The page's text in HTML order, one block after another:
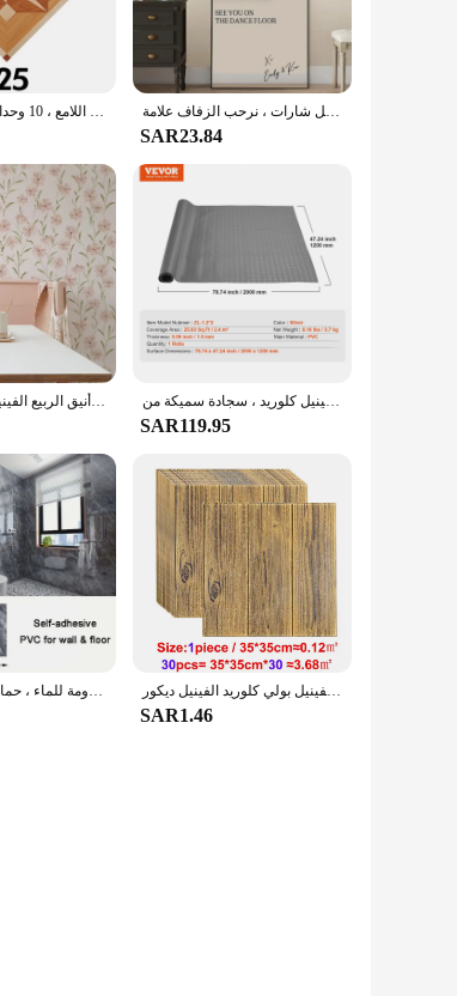
ملصق حائط من البلاط الصلب ، ملصق حائط ذاتي اللصق ، بلاط أرضي قطري ، للمطبخ ، الحمام ، غرفة المعيشة ، فن الفينيل اللامع ، 10 وحدات لكل مجموعة اسم شخصي ملصقات الفينيل شارات ، نرحب الزفاف علامة Xo ملصقات ، أراك على أرضية الرقص ، مرآة الزفاف صائق
SAR23.84
الوردي الأزهار البلاستيكية قشر وعصا خلفية زهرة ذاتية اللصق للماء خزانة ملصق أنيق الربيع الفينيل ديكور المنزل سجادة أرضية للمرآب مناسبة أسفل السيارة ، سجادة فضة مانعة للانزلاق ، فينيل كلوريد ، سجادة سميكة من VEVOR
SAR119.95
ملصقات أرضية رخامية مقلدة من كلوريد البولي فينيل ، شارات حائط ذاتية اللصق ، مقاومة للماء ، حمام ، غرفة معيشة ، Moden ، 10 144 لتقوم بها بنفسك ذاتية اللصق ثلاثية الأبعاد خلفية الخشب الحبوب مقاوم للماء ملصق فوم غرفة الديكور اكسسوارات غرفة الاطفال الأرضيات الفينيل بولي كلوريد الفينيل ديكور
SAR1.46